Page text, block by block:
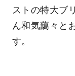
ストの特大ブ
ん和気藹々と
す。